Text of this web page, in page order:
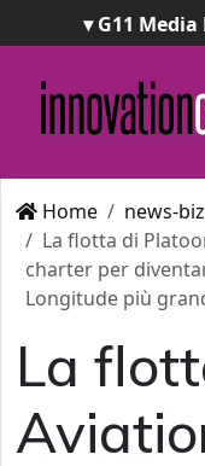
▾ G11
ImpresaCity |
Awards
Italian
Home
news-biz
La flotta di
charter per
Longitude più
La